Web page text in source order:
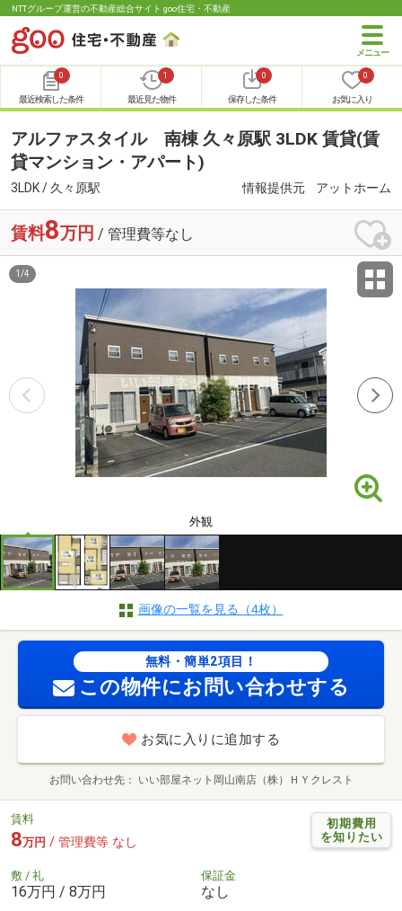
NTTグループ運営の不動産総合サイト goo住宅・不動産
0
最近検索した条件
1
最近見た物件
0
保存した条件
0
お気に入り
アルファスタイル 南棟 久々原駅 3LDK 賃貸(賃
貸マンション・アパート)
3LDK / 久々原駅 情報提供元 アットホーム
賃料8万円 / 管理費等なし
外観
1 /4
画像の一覧を見る（4枚）
無料・簡単2項目！
この物件にお問い合わせする
お気に入りに追加する
お問い合わせ先 いい部屋ネット岡山南店（株）ＨＹクレスト
初期費用
を知りたい
賃料
8万円 / 管理費等 なし
敷 / 礼
16万円 / 8万円
保証金
なし